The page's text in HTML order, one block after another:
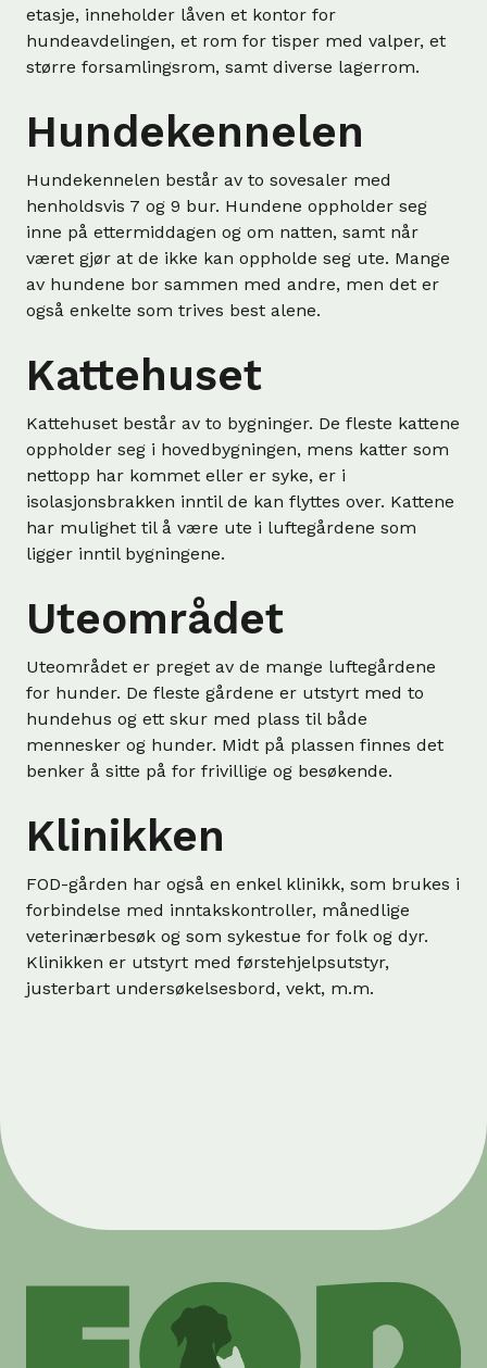
etasje, inneholder låven et kontor for
hundeavdelingen, et rom for tisper med valper, et
større forsamlingsrom, samt diverse lagerrom.
Hundekennelen
Hundekennelen består av to sovesaler med
henholdsvis 7 og 9 bur. Hundene oppholder seg
inne på ettermiddagen og om natten, samt når
været gjør at de ikke kan oppholde seg ute. Mange
av hundene bor sammen med andre, men det er
også enkelte som trives best alene.
Kattehuset
Kattehuset består av to bygninger. De fleste kattene
oppholder seg i hovedbygningen, mens katter som
nettopp har kommet eller er syke, er i
isolasjonsbrakken inntil de kan flyttes over. Kattene
har mulighet til å være ute i luftegårdene som
ligger inntil bygningene.
Uteområdet
Uteområdet er preget av de mange luftegårdene
for hunder. De fleste gårdene er utstyrt med to
hundehus og ett skur med plass til både
mennesker og hunder. Midt på plassen finnes det
benker å sitte på for frivillige og besøkende.
Klinikken
FOD-gården har også en enkel klinikk, som brukes i
forbindelse med inntakskontroller, månedlige
veterinærbesøk og som sykestue for folk og dyr.
Klinikken er utstyrt med førstehjelpsutstyr,
justerbart undersøkelsesbord, vekt, m.m.